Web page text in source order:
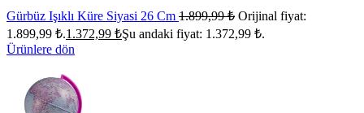
Gürbüz Işıklı Küre Siyasi 26 Cm 1.899,99₺ Orijinal fiyat:
1.899,99 ₺.1.372,99 ₺Şu andaki fiyat: 1.372,99 ₺.
Ürünlere dön